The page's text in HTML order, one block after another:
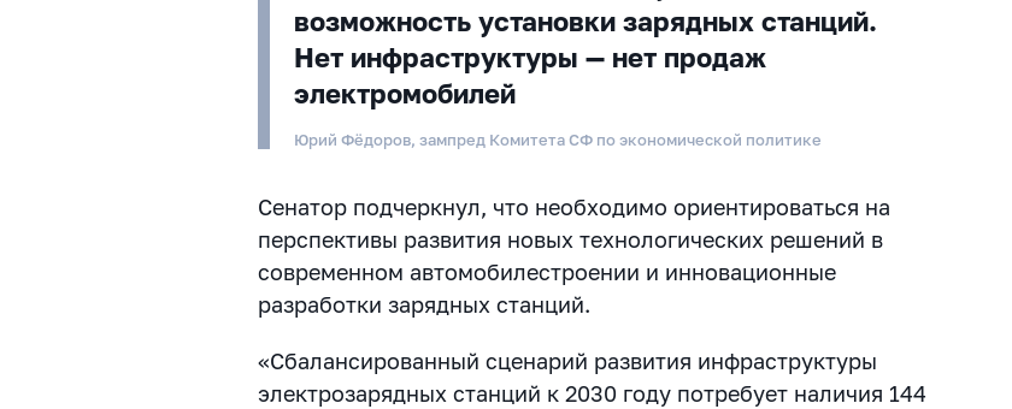
возможность установки зарядных станций.
Нет инфраструктуры — нет продаж
электромобилей
Юрий Фёдоров, зампред Комитета СФ по экономической политике
Сенатор подчеркнул, что необходимо ориентироваться на
перспективы развития новых технологических решений в
современном автомобилестроении и инновационные
разработки зарядных станций.
«Сбалансированный сценарий развития инфраструктуры
электрозарядных станций к 2030 году потребует наличия 144